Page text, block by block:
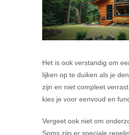
Het is ook verstandig om
lijken op te duiken als je
zijn en niet compleet
kies je voor eenvoud en
Vergeet ook niet om
Soms zijn er speciale